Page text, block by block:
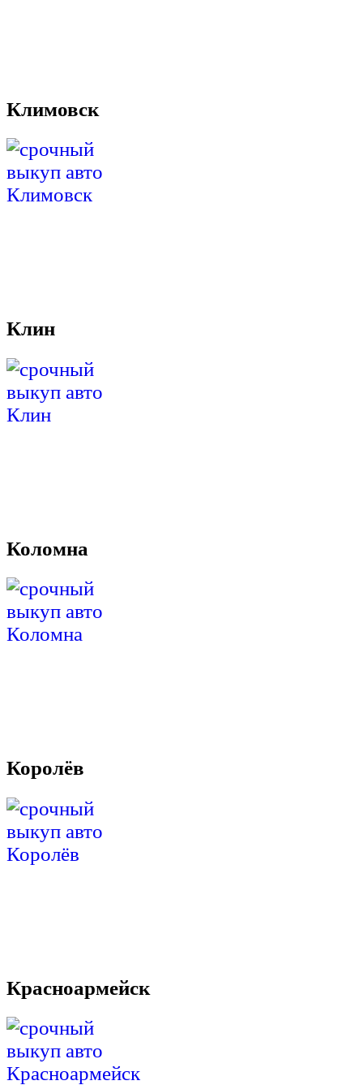
Климовск
Клин
Коломна
Королёв
Красноармейск